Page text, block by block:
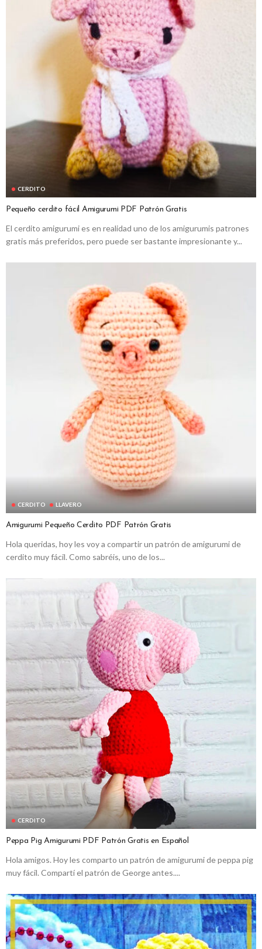
CERDITO
Pequeño cerdito fácil Amigurumi PDF Patrón Gratis
El cerdito amigurumi es en realidad uno de los amigurumis patrones
gratis más preferidos, pero puede ser bastante impresionante y...
CERDITO LLAVERO
Amigurumi Pequeño Cerdito PDF Patrón Gratis
Hola queridas, hoy les voy a compartir un patrón de amigurumi de
cerdito muy fácil. Como sabréis, uno de los...
CERDITO
Peppa Pig Amigurumi PDF Patrón Gratis en Español
Hola amigos. Hoy les comparto un patrón de amigurumi de peppa pig
muy fácil. Compartí el patrón de George antes....